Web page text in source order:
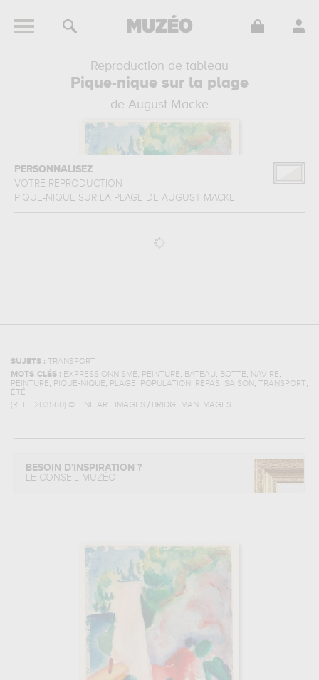
Reproduction de tableau
Pique-nique sur la plage
de August Macke
PERSONNALISEZ
VOTRE REPRODUCTION
PIQUE-NIQUE SUR LA PLAGE DE AUGUST MACKE
SUJETS : TRANSPORT
MOTS-CLÉS : EXPRESSIONNISME, PEINTURE, BATEAU, BOTTE, NAVIRE,
PEINTURE, PIQUE-NIQUE, PLAGE, POPULATION , REPAS, SAISON , TRANSPORT,
ÉTÉ
(REF : 203560) © FINE ART IMAGES / BRIDGEMAN IMAGES
BESOIN D'INSPIRATION ?
LE CONSEIL MUZÉO